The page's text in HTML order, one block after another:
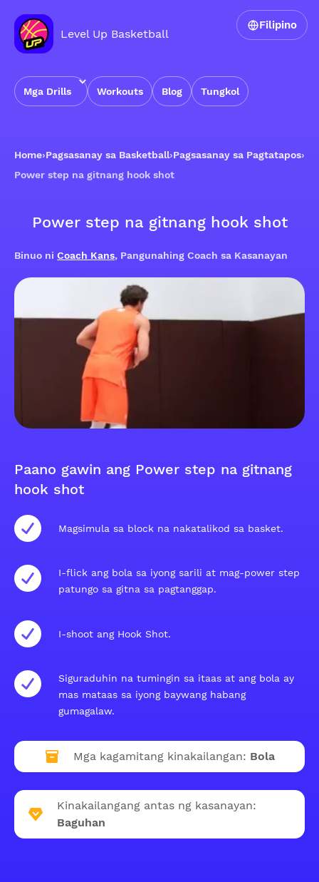
Level Up Basketball
Mga Drills Workouts Blog Tungkol
Filipino
Home›Pagsasanay sa Basketball›Pagsasanay sa Pagtatapos›
Power step na gitnang hook shot
Power step na gitnang hook shot
Binuo ni Coach Kans, Pangunahing Coach sa Kasanayan
Paano gawin ang Power step na gitnang
hook shot
Magsimula sa block na nakatalikod sa basket.
I-flick ang bola sa iyong sarili at mag-power step
patungo sa gitna sa pagtanggap.
I-shoot ang Hook Shot.
Siguraduhin na tumingin sa itaas at ang bola ay
mas mataas sa iyong baywang habang
gumagalaw.
Mga kagamitang kinakailangan: Bola
Kinakailangang antas ng kasanayan:
Baguhan